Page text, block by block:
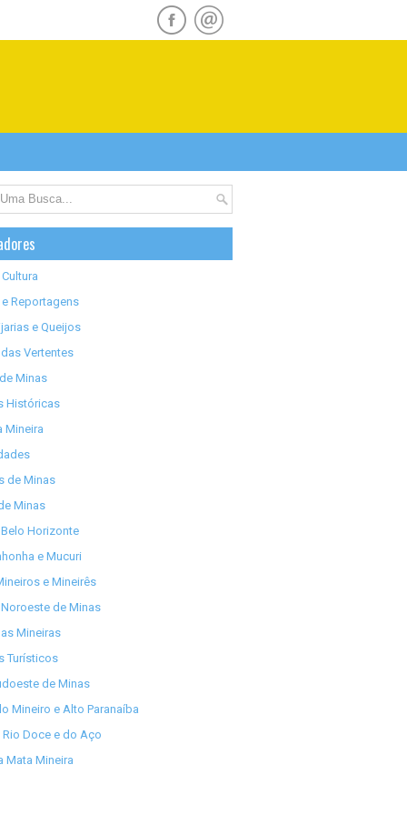
Reportagens
e Queijos
Vertentes
Minas
Históricas
Mineira
de Minas
Minas
Horizonte
e Mucuri
e Mineirês
de Minas
Mineiras
Turísticos
de Minas
Mineiro e Alto Paranaíba
Rio Doce e do Aço
Mata Mineira